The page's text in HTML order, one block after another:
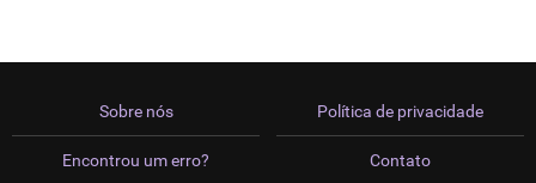
Sobre nós
Encontrou um erro?
Política de privacidade
Contato